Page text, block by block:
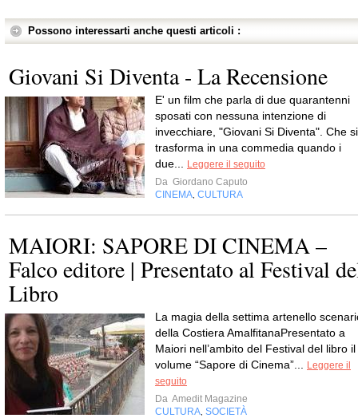
Possono interessarti anche questi articoli :
Giovani Si Diventa - La Recensione
E' un film che parla di due quarantenni
sposati con nessuna intenzione di
invecchiare, "Giovani Si Diventa". Che si
trasforma in una commedia quando i
due...
Leggere il seguito
Da Giordano Caputo
CINEMA CULTURA
MAIORI: SAPORE DI CINEMA –
Falco editore | Presentato al Festival
Libro
La magia della settima artenello
della Costiera AmalfitanaPresentato a
Maiori nell’ambito del Festival del libro il
volume “Sapore di Cinema”...
Leggere il
seguito
Da Amedit Magazine
CULTURA SOCIETÀ